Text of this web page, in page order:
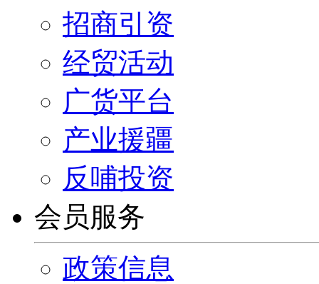
招商引资
经贸活动
广货平台
产业援疆
反哺投资
会员服务
政策信息